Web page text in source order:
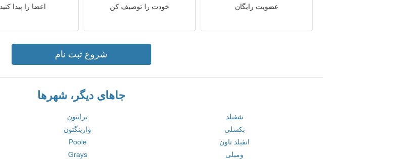
عضویت رایگان خودت را توصیف کن اعضا را پیدا کنید
شروع ثبت نام
جاهای دیگر، شهرها
شفیلد برایتون
بکسلی
وارینگتون
انفیلد تاون
Poole
ومبلی
Grays